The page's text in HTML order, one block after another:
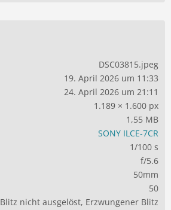
DSC03815.jpeg
19. April 2026 um 11:33
24. April 2026 um 21:11
1.189 × 1.600 px
1,55 MB
SONY ILCE-7CR
1/100 s
f/5.6
50mm
50
Blitz nicht ausgelöst, Erzwungener Blitz